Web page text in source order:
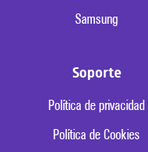
Samsung
Soporte
Política de privacidad
Política de Cookies